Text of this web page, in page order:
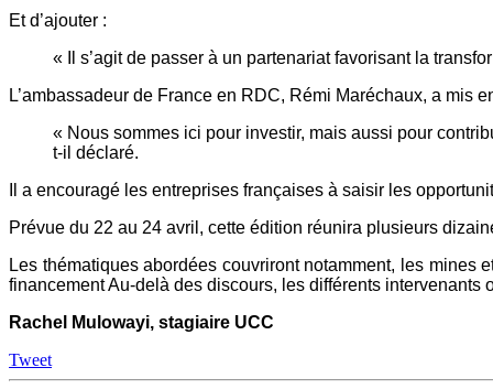
Et d’ajouter :
« Il s’agit de passer à un partenariat favorisant la
L’ambassadeur de France en RDC, Rémi Maréchaux, a mis
« Nous sommes ici pour investir, mais aussi pour
t-il déclaré.
Il a encouragé les entreprises françaises à saisir les
Prévue du 22 au 24 avril, cette édition réunira plusieurs
Les thématiques abordées couvriront notamment, les mines
financement Au-delà des discours, les différents
Rachel Mulowayi, stagiaire UCC
Tweet